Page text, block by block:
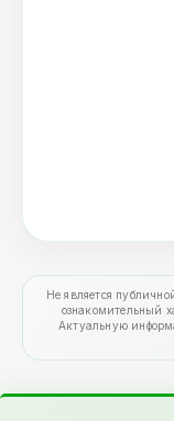
Не является
ознакомительный
Актуальную